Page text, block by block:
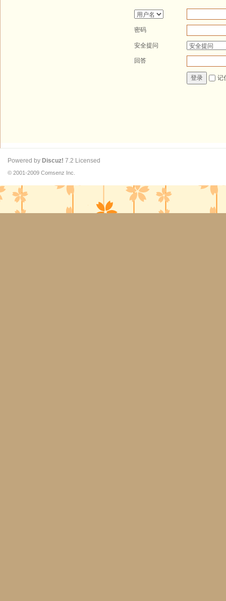
密码
安全提问
回答
登录 记
Powered by Discuz! 7.2 Licensed
© 2001-2009 Comsenz Inc.